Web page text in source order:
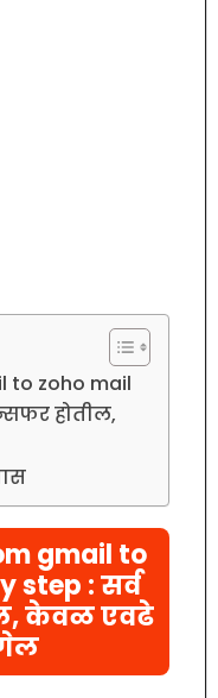
to zoho mail
होतील,
gmail to
step : सर्व
केवळ एवढे